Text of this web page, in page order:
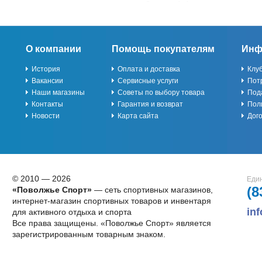
О компании
История
Вакансии
Наши магазины
Контакты
Новости
Помощь покупателям
Оплата и доставка
Сервисные услуги
Советы по выбору товара
Гарантия и возврат
Карта сайта
© 2010 — 2026
«Поволжье Спорт»— сеть спортивных магазинов,
интернет-магазин спортивных товаров и инвентаря
для активного отдыха и спорта
Все права защищены. «Поволжье Спорт» является
зарегистрированным товарным знаком.